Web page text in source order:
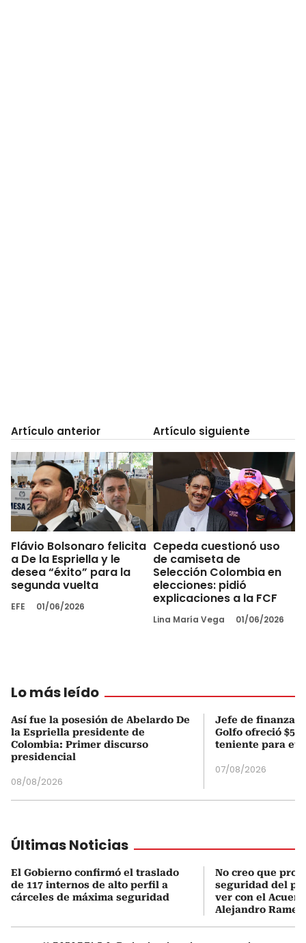
Artículo anterior
Flávio Bolsonaro felicita
a De la Espriella y le
desea “éxito” para la
segunda vuelta
EFE 01/06/2026
Artículo siguiente
Cepeda cuestionó uso
de camiseta de
Selección Colombia en
elecciones: pidió
explicaciones a la FCF
Lina María Vega 01/06/2026
Lo más leído
Así fue la posesión de Abelardo De
la Espriella presidente de
Colombia: Primer discurso
presidencial
08/08/2026
Jefe de finanzas
Golfo ofreció
teniente para
07/08/2026
Últimas Noticias
El Gobierno confirmó el traslado
de 117 internos de alto perfil a
cárceles de máxima seguridad
No creo que
seguridad del
ver con el
Alejandro